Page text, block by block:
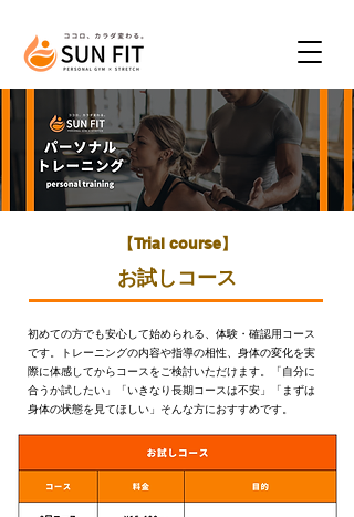
​【Trial course】
お試しコース
初めての方でも安心して始められる、体験・確認用コース
です。トレーニングの内容や指導の相性、身体の変化を実
際に体感してからコースをご検討いただけます。「自分に
合うか試したい」「いきなり長期コースは不安」「まずは
身体の状態を見てほしい」そんな方におすすめです。